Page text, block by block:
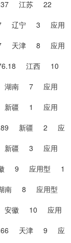
江苏 22
辽宁 3 应用
天津 8 应用
76.18 江西 10
湖南 7 应用
新疆 1 应用
新疆 2 应
新疆 3 应用
徽 9 应用型 1
南 8 应用型
安徽 10 应用
天津 9 应